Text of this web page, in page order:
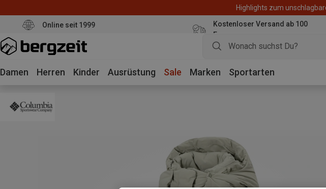
Highlights zum
Online seit 1999
Kostenloser Versand ab 100
Euro
Damen Herren Kinder Ausrüstung Sale Marken Sportarten